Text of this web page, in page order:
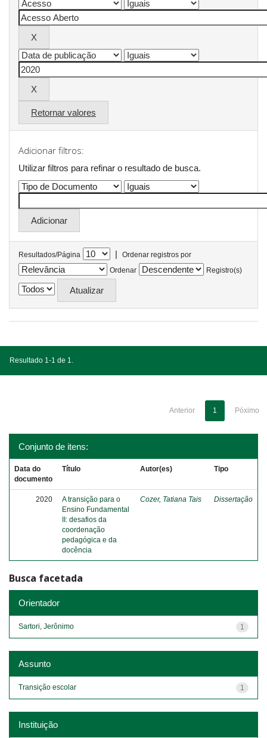
Retornar valores
Adicionar filtros:
Utilizar filtros para refinar o resultado de busca.
Resultados/Página |
Ordenar registros por
Ordenar
Registro(s)
Resultado 1-1 de 1.
Anterior 1 Póximo
Conjunto de itens:
Data do
documento
Título Autor(es) Tipo
2020
A transição para o
Ensino Fundamental
II: desafios da
coordenação
pedagógica e da
docência
Cozer, Tatiana Tais Dissertação
Busca facetada
Orientador
1
Sartori, Jerônimo
Assunto
1
Transição escolar
Instituição